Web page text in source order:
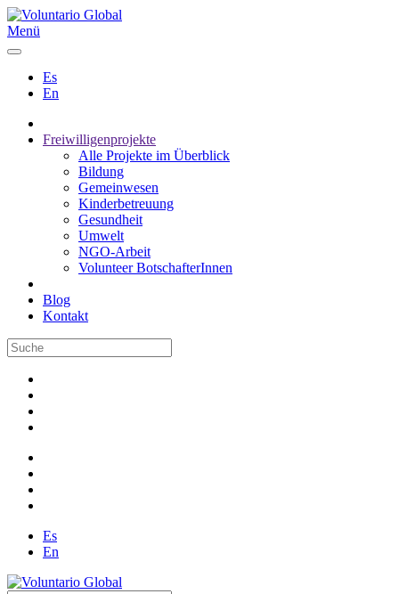
Menü
Es
En
Freiwilligenprojekte
Alle Projekte im Überblick
Bildung
Gemeinwesen
Kinderbetreuung
Gesundheit
Umwelt
NGO-Arbeit
Volunteer BotschafterInnen
Blog
Kontakt
Es
En